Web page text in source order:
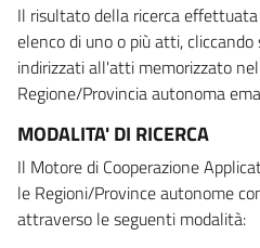
Il risultato della ricerca
elenco di uno o più atti,
indirizzati all'atti memorizzato
Regione/Provincia autonoma
MODALITA' DI RICERCA
Il Motore di Cooperazione
le Regioni/Province autonome
attraverso le seguenti modalità: